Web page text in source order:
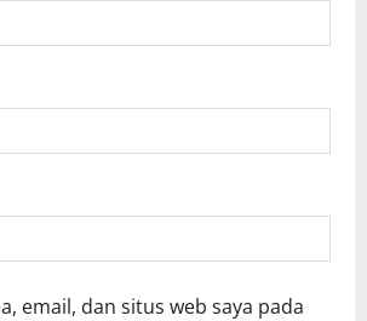
email, dan situs web saya pada